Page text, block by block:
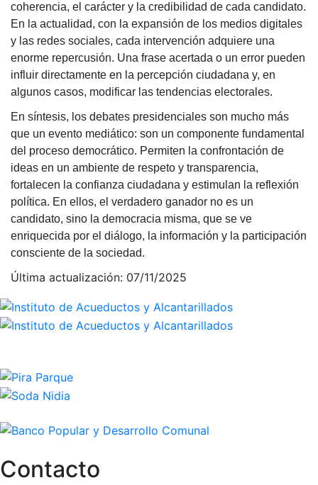
coherencia, el carácter y la credibilidad de cada candidato.
En la actualidad, con la expansión de los medios digitales
y las redes sociales, cada intervención adquiere una
enorme repercusión. Una frase acertada o un error pueden
influir directamente en la percepción ciudadana y, en
algunos casos, modificar las tendencias electorales.
En síntesis, los debates presidenciales son mucho más
que un evento mediático: son un componente fundamental
del proceso democrático. Permiten la confrontación de
ideas en un ambiente de respeto y transparencia,
fortalecen la confianza ciudadana y estimulan la reflexión
política. En ellos, el verdadero ganador no es un
candidato, sino la democracia misma, que se ve
enriquecida por el diálogo, la información y la participación
consciente de la sociedad.
Última actualización: 07/11/2025
Contacto